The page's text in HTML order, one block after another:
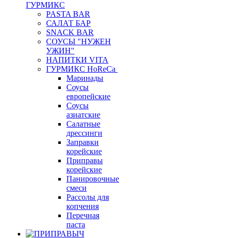
ГУРМИКС
PASTA BAR
САЛАТ БАР
SNACK BAR
СОУСЫ "НУЖЕН
УЖИН"
НАПИТКИ VITA
ГУРМИКС HoReCa
Маринады
Соусы
европейские
Соуcы
азиатские
Салатные
дрессинги
Заправки
корейские
Приправы
корейские
Панировочные
смеси
Рассолы для
копчения
Перечная
паста